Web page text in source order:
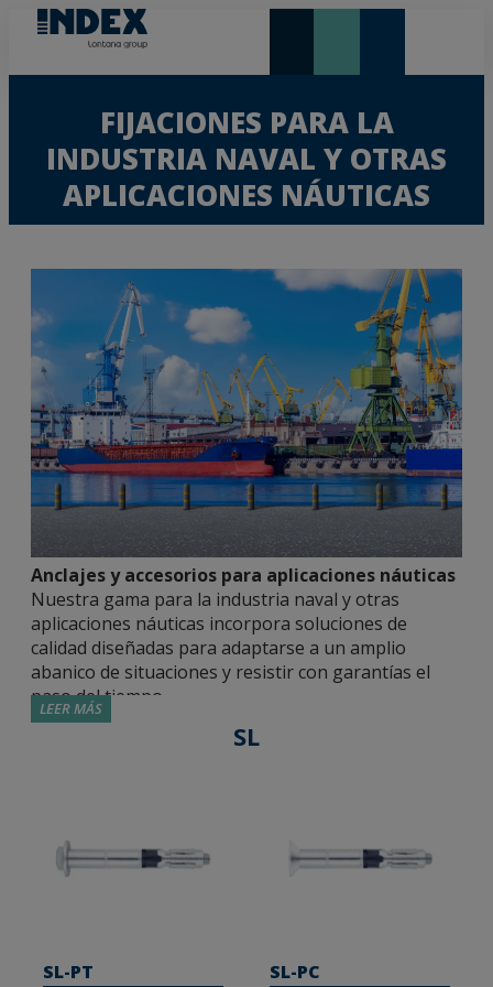
FIJACIONES PARA LA
INDUSTRIA NAVAL Y OTRAS
APLICACIONES NÁUTICAS
Anclajes y accesorios para aplicaciones náuticas
Nuestra gama para la industria naval y otras
aplicaciones náuticas incorpora soluciones de
calidad diseñadas para adaptarse a un amplio
abanico de situaciones y resistir con garantías el
paso del tiempo.
rendimiento. Contamos con anclajes macho de
expansión (MT); anclajes de expansión por
instituciones independientes, que acreditan su
LEER MÁS
SL
SL-PT SL-PC